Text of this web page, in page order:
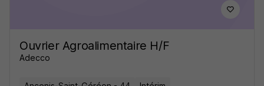
Ouvrier Agroalimentaire H/F
Adecco